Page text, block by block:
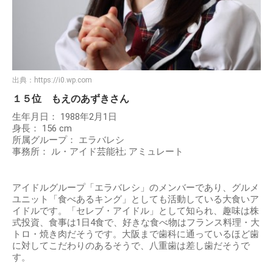
出典： https://i0.wp.com
１５位 もえのあずきさん
生年月日： 1988年2月1日
身長： 156 cm
所属グループ： エラバレシ
事務所： ル・アイド芸能社; アミュレート
アイドルグループ「エラバレシ」のメンバーであり、グルメ
ユニット「食べあるキング」としても活動している大食いア
イドルです。「セレブ・アイドル」として知られ、趣味は株
式投資、食事は1日4食で、好きな食べ物はフランス料理・大
トロ・焼き肉だそうです。大阪まで歯科に通っているほど歯
に対してこだわりのあるそうで、八重歯は差し歯だそうで
す。